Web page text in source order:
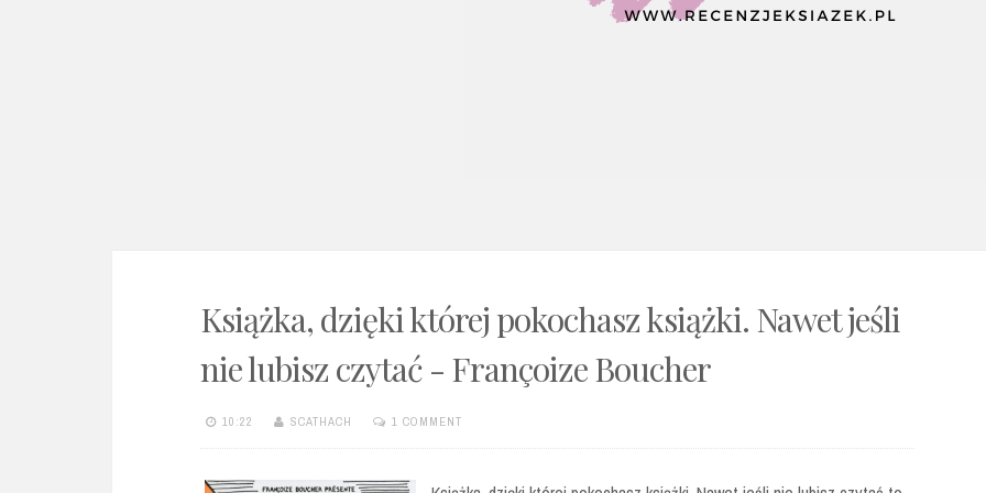
Książka, dzięki której pokochasz książki. Nawet jeśli
nie lubisz czytać - Françoize Boucher
10:22 SCATHACH 1 COMMENT